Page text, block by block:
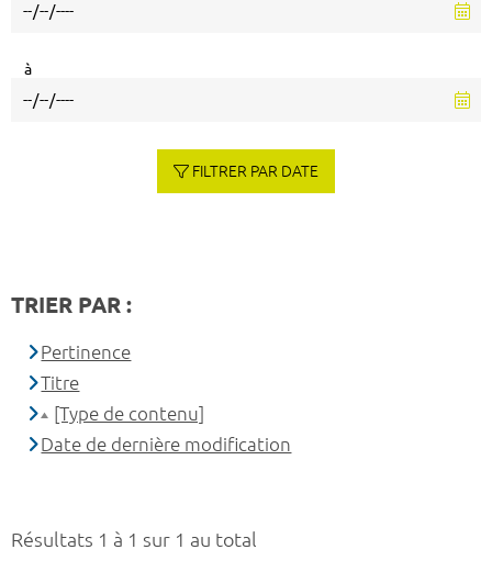
Résultats 1 à 1 sur 1 au total
à
FILTRER PAR DATE
TRIER PAR :
Pertinence
Titre
[Type de contenu]
Date de dernière modification